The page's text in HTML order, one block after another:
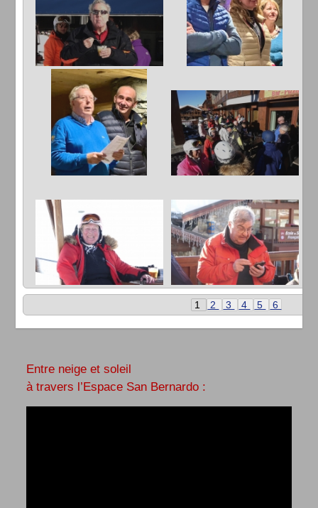
1 2 3 4 5 6
Entre neige et soleil
à travers l’Espace San Bernardo :